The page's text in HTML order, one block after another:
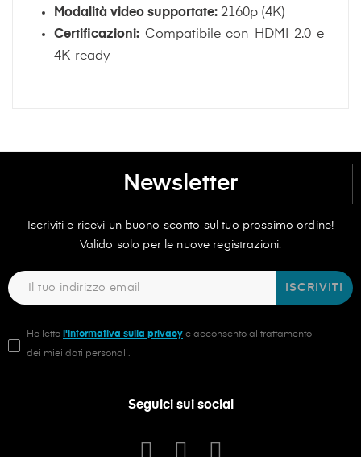
Modalità video supportate:2160p (4K)
Certificazioni:Compatibile con HDMI 2.0 e
4K-ready
Newsletter
Iscriviti e ricevi un buono sconto sul tuo prossimo ordine!
Valido solo per le nuove registrazioni.
ISCRIVITI
Ho letto l'informativa sulla privacy e acconsento al trattamento
dei miei dati personali.
Seguici sui social